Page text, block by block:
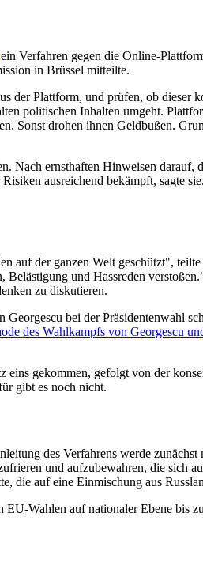
ein Verfahren gegen die Online-
in Brüssel mitteilte.
der Plattform, und prüfen, ob
politischen Inhalten umgeht.
Sonst drohen ihnen Geldbußen.
Nach ernsthaften Hinweisen
ausreichend bekämpft, sagte
auf der ganzen Welt geschützt",
und Hassreden
zu diskutieren.
bei der Präsidentenwahl
des Wahlkampfs von Georgescu
gekommen, gefolgt von der
gibt es noch nicht.
des Verfahrens werde zunächst
und aufzubewahren, die sich
die auf eine Einmischung aus
Wahlen auf nationaler Ebene bis